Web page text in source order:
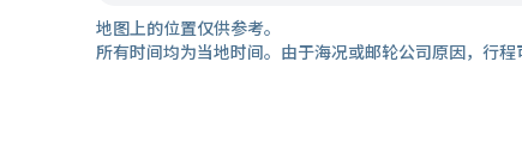
地图上的位置仅供参考。
所有时间均为当地时间。由于海况或邮轮公司原因，行程